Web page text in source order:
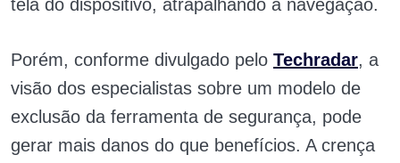
tela do dispositivo, atrapalhando a navegação.
Porém, conforme divulgado pelo Techradar, a
visão dos especialistas sobre um modelo de
exclusão da ferramenta de segurança, pode
gerar mais danos do que benefícios. A crença